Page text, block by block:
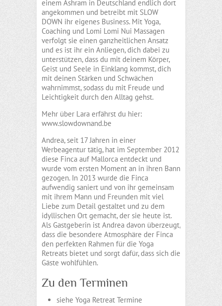
einem Ashram in Deutschland endlich dort
angekommen und betreibt mit SLOW
DOWN ihr eigenes Business. Mit Yoga,
Coaching und Lomi Lomi Nui Massagen
verfolgt sie einen ganzheitlichen Ansatz
und es ist ihr ein Anliegen, dich dabei zu
unterstützen, dass du mit deinem Körper,
Geist und Seele in Einklang kommst, dich
mit deinen Stärken und Schwächen
wahrnimmst, sodass du mit Freude und
Leichtigkeit durch den Alltag gehst.
Mehr über Lara erfährst du hier:
www.slowdownand.be
Andrea, seit 17 Jahren in einer
Werbeagentur tätig, hat im September 2012
diese Finca auf Mallorca entdeckt und
wurde vom ersten Moment an in ihren Bann
gezogen. In 2013 wurde die Finca
aufwendig saniert und von ihr gemeinsam
mit ihrem Mann und Freunden mit viel
Liebe zum Detail gestaltet und zu dem
idyllischen Ort gemacht, der sie heute ist.
Als Gastgeberin ist Andrea davon überzeugt,
dass die besondere Atmosphäre der Finca
den perfekten Rahmen für die Yoga
Retreats bietet und sorgt dafür, dass sich die
Gäste wohlfühlen.
Zu den Terminen
siehe Yoga Retreat Termine